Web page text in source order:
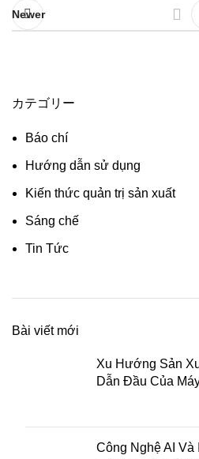
Newer
カテゴリー
Báo chí
Hướng dẫn sử dụng
Kiến thức quản trị sản xuất
Sáng chế
Tin Tức
Bài viết mới
Xu Hướng Sản
Dẫn Đầu Của
Công Nghệ AI Và